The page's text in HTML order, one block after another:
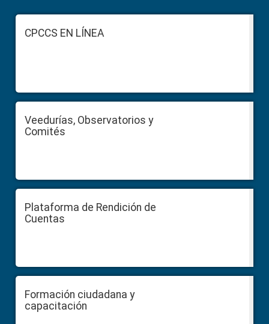
FooterCPCCS EN LÍNEA
Veedurías, Observatorios y
Comités
Plataforma de Rendición de
Cuentas
Formación ciudadana y
capacitación